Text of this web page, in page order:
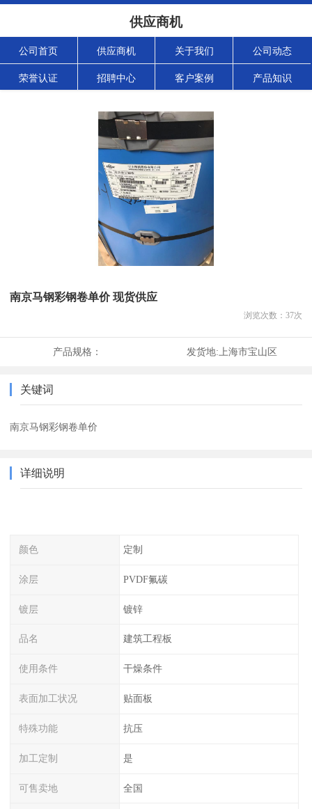
供应商机
公司首页 供应商机 关于我们 公司动态
荣誉认证 招聘中心 客户案例 产品知识
南京马钢彩钢卷单价 现货供应
浏览次数： 37次
产品规格： 发货地: 上海市宝山区
关键词
南京马钢彩钢卷单价
详细说明
颜色 定制
涂层 PVDF氟碳
镀层 镀锌
品名 建筑工程板
使用条件 干燥条件
表面加工状况 贴面板
特殊功能 抗压
加工定制 是
可售卖地 全国